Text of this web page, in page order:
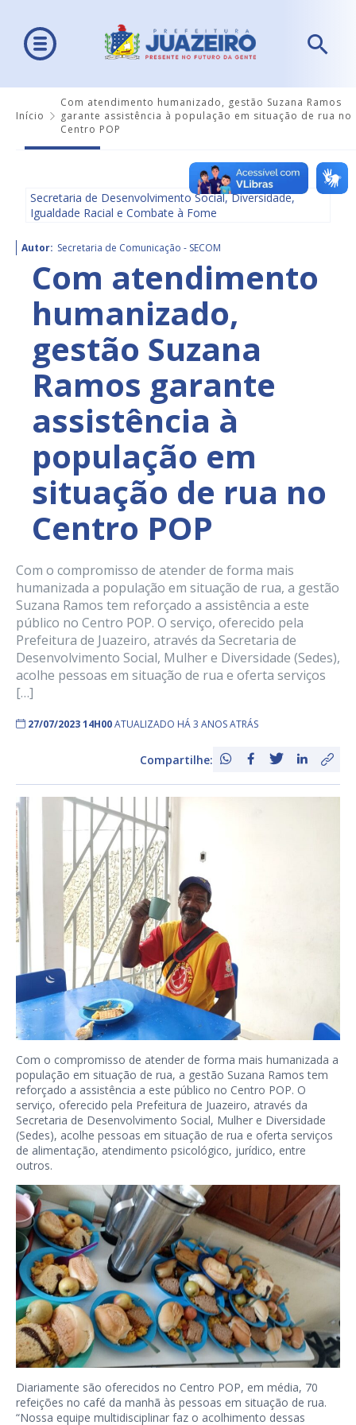
Início
Com atendimento humanizado, gestão Suzana Ramos
garante assistência à população em situação de rua no
Centro POP
Secretaria de Desenvolvimento Social, Diversidade,
Igualdade Racial e Combate à Fome
Autor: Secretaria de Comunicação - SECOM
Com atendimento
humanizado,
gestão Suzana
Ramos garante
assistência à
população em
situação de rua no
Centro POP
Com o compromisso de atender de forma mais
humanizada a população em situação de rua, a gestão
Suzana Ramos tem reforçado a assistência a este
público no Centro POP. O serviço, oferecido pela
Prefeitura de Juazeiro, através da Secretaria de
Desenvolvimento Social, Mulher e Diversidade (Sedes),
acolhe pessoas em situação de rua e oferta serviços
[…]
27/07/2023 14H00ATUALIZADO HÁ 3 ANOS ATRÁS
Compartilhe:
Com o compromisso de atender de forma mais humanizada a
população em situação de rua, a gestão Suzana Ramos tem
reforçado a assistência a este público no Centro POP. O
serviço, oferecido pela Prefeitura de Juazeiro, através da
Secretaria de Desenvolvimento Social, Mulher e Diversidade
(Sedes), acolhe pessoas em situação de rua e oferta serviços
de alimentação, atendimento psicológico, jurídico, entre
outros.
Diariamente são oferecidos no Centro POP, em média, 70
refeições no café da manhã às pessoas em situação de rua.
“Nossa equipe multidisciplinar faz o acolhimento dessas